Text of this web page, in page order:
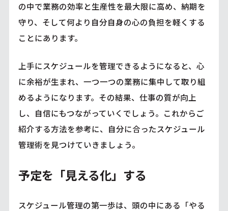
の中で業務の効率と生産性を最大限に高め、納期を
守り、そして何より自分自身の心の負担を軽くする
ことにあります。
上手にスケジュールを管理できるようになると、心
に余裕が生まれ、一つ一つの業務に集中して取り組
めるようになります。その結果、仕事の質が向上
し、自信にもつながっていくでしょう。これからご
紹介する方法を参考に、自分に合ったスケジュール
管理術を見つけていきましょう。
予定を「見える化」する
スケジュール管理の第一歩は、頭の中にある「やる